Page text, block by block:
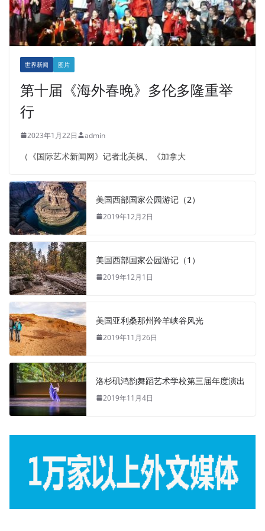
世界新闻 图片
第十届《海外春晚》多伦多隆重举
行
2023年1月22日 admin
（《国际艺术新闻网》记者北美枫、《加拿大
美国西部国家公园游记（2）
2019年12月2日
美国西部国家公园游记（1）
2019年12月1日
美国亚利桑那州羚羊峡谷风光
2019年11月26日
洛杉矶鸿韵舞蹈艺术学校第三届年度演出
2019年11月4日